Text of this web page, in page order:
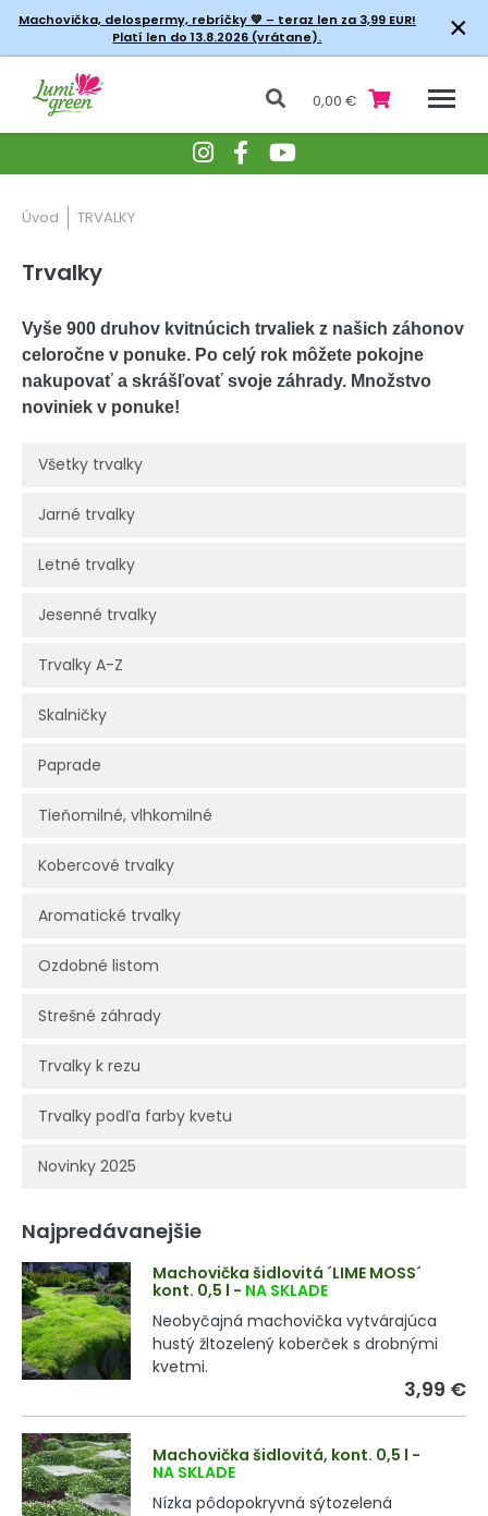
Machovička, delospermy, rebríčky💚 – teraz len za 3,99 EUR!
Platí len do 13.8.2026 (vrátane).
×
0,00 €
Úvod TRVALKY
Trvalky
Vyše 900 druhov kvitnúcich trvaliek z našich záhonov
celoročne v ponuke. Po celý rok môžete pokojne
nakupovať a skrášľovať svoje záhrady. Množstvo
noviniek v ponuke!
Všetky trvalky
Jarné trvalky
Letné trvalky
Jesenné trvalky
Trvalky A-Z
Skalničky
Paprade
Tieňomilné, vlhkomilné
Kobercové trvalky
Aromatické trvalky
Ozdobné listom
Strešné záhrady
Trvalky k rezu
Trvalky podľa farby kvetu
Novinky 2025
Najpredávanejšie
Machovička šidlovitá ´LIME MOSS´
kont. 0,5 l - NA SKLADE
Neobyčajná machovička vytvárajúca
hustý žltozelený koberček s drobnými
kvetmi.
3,99 €
Machovička šidlovitá, kont. 0,5 l -
NA SKLADE
Nízka pôdopokryvná sýtozelená